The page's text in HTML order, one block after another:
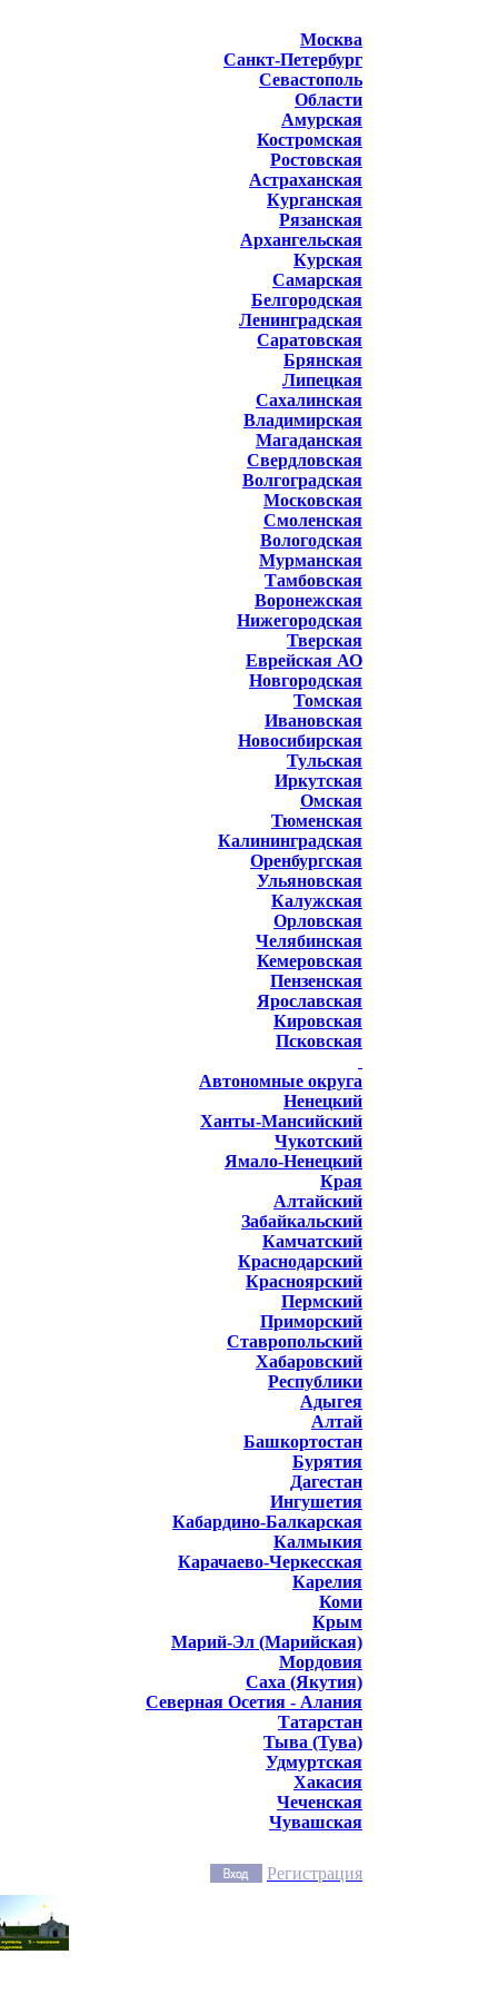
Москва
Санкт-Петербург
Севастополь
Области
Амурская
Костромская
Ростовская
Астраханская
Курганская
Рязанская
Архангельская
Курская
Самарская
Белгородская
Ленинградская
Саратовская
Брянская
Липецкая
Сахалинская
Владимирская
Магаданская
Свердловская
Волгоградская
Московская
Смоленская
Вологодская
Мурманская
Тамбовская
Воронежская
Нижегородская
Тверская
Еврейская АО
Новгородская
Томская
Ивановская
Новосибирская
Тульская
Иркутская
Омская
Тюменская
Калининградская
Оренбургская
Ульяновская
Калужская
Орловская
Челябинская
Кемеровская
Пензенская
Ярославская
Кировская
Псковская
Автономные округа
Ненецкий
Ханты-Мансийский
Чукотский
Ямало-Ненецкий
Края
Алтайский
Забайкальский
Камчатский
Краснодарский
Красноярский
Пермский
Приморский
Ставропольский
Хабаровский
Республики
Адыгея
Алтай
Башкортостан
Бурятия
Дагестан
Ингушетия
Кабардино-Балкарская
Калмыкия
Карачаево-Черкесская
Карелия
Коми
Крым
Марий-Эл (Марийская)
Мордовия
Саха (Якутия)
Северная Осетия - Алания
Татарстан
Тыва (Тува)
Удмуртская
Хакасия
Чеченская
Чувашская
Регистрация